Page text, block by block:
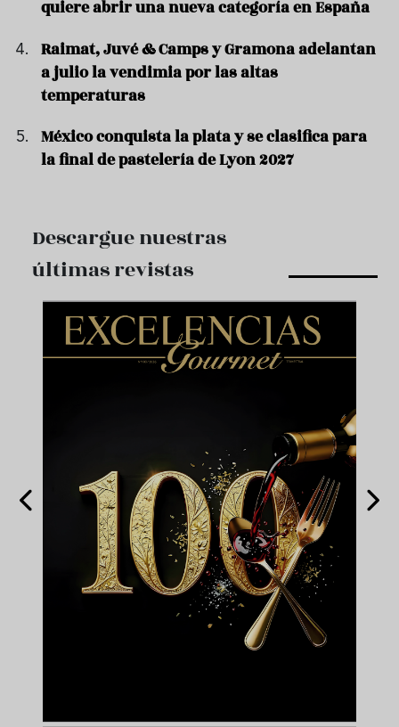
quiere abrir una nueva categoría en España
Raimat, Juvé & Camps y Gramona adelantan
a julio la vendimia por las altas
temperaturas
México conquista la plata y se clasifica para
la final de pastelería de Lyon 2027
Descargue nuestras
últimas revistas